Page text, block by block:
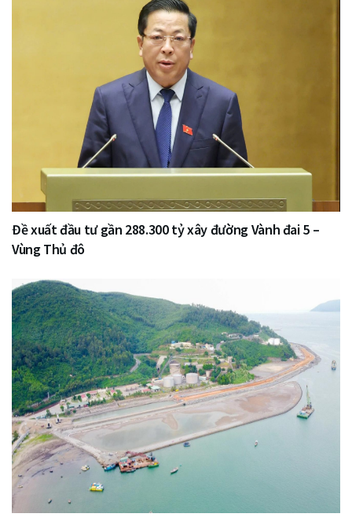
Đề xuất đầu tư gần 288.300 tỷ xây đường Vành đai 5 –
Vùng Thủ đô